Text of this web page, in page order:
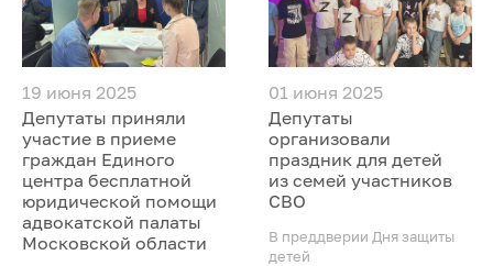
19 июня 2025
Депутаты приняли
участие в приеме
граждан Единого
центра бесплатной
юридической помощи
адвокатской палаты
Московской области
01 июня 2025
Депутаты
организовали
праздник для детей
из семей участников
СВО
В преддверии Дня защиты
детей